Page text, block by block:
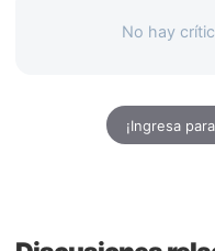
No hay
¡Ingresa